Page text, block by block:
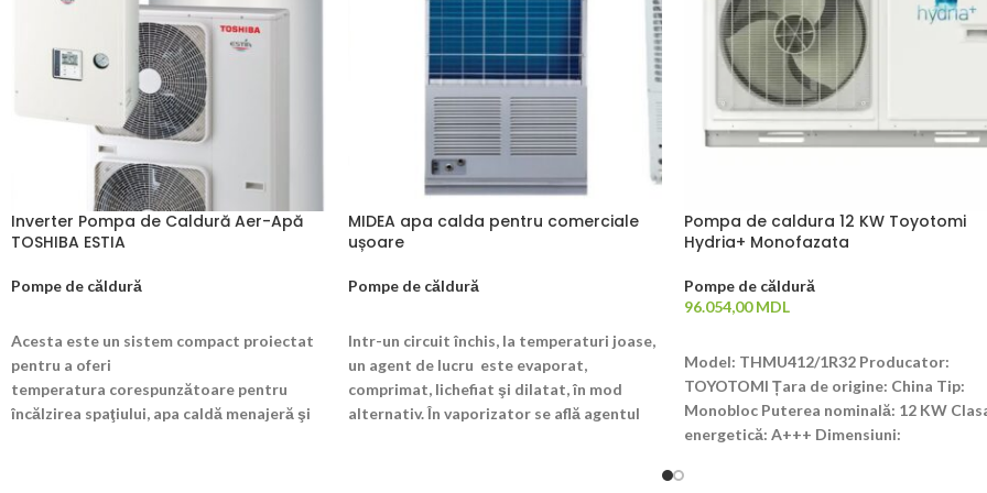
Inverter Pompa de Caldură Aer-Apă
TOSHIBA ESTIA
Pompe de căldură
Acesta este un sistem compact proiectat
pentru a oferi
temperatura corespunzătoare pentru
încălzirea spaţiului, apa caldă menajeră şi
MIDEA apa calda pentru comerciale
ușoare
Pompe de căldură
Intr-un circuit închis, la temperaturi joase,
un agent de lucru este evaporat,
comprimat, lichefiat şi dilatat, în mod
alternativ. În vaporizator se află agentul
Pompa de caldura 12 KW Toyotomi
Hydria+ Monofazata
Pompe de căldură
96.054,00MDL
Model: THMU412/1R32 Producator:
TOYOTOMI Țara de origine: China Tip:
Monobloc Puterea nominală: 12 KW
energetică: A+++ Dimensiuni: